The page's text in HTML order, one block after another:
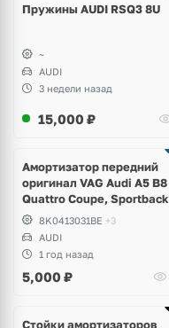
Пружины AUDI RSQ3 8U
~
AUDI
3 недели назад
15,000 ₽
Амортизатор передний
оригинал VAG Audi A5 B8
Quattro Coupe, Sportback
8K0413031BE +3
AUDI
1 год назад
5,000 ₽
Стойки амортизаторов